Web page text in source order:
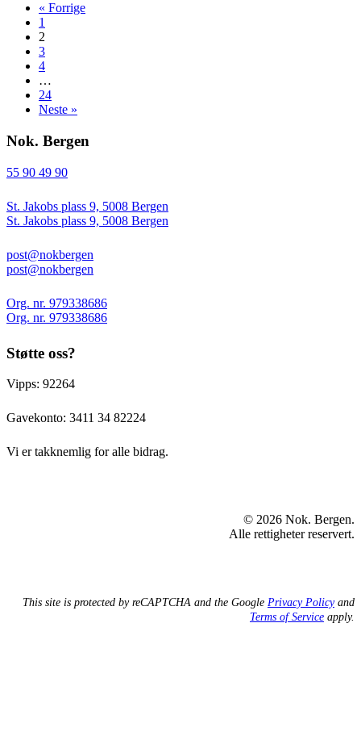
« Forrige
1
2
3
4
…
24
Neste »
Nok. Bergen
55 90 49 90
St. Jakobs plass 9, 5008 Bergen
St. Jakobs plass 9, 5008 Bergen
post@nokbergen
post@nokbergen
Org. nr. 979338686
Org. nr. 979338686
Støtte oss?
Vipps: 92264
Gavekonto: 3411 34 82224
Vi er takknemlig for alle bidrag.
© 2026 Nok. Bergen.
Alle rettigheter reservert.
This site is protected by reCAPTCHA and the Google Privacy Policyand
Terms of Service apply.